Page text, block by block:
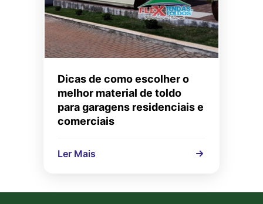
Dicas de como escolher o
melhor material de toldo
para garagens residenciais e
comerciais
Ler Mais